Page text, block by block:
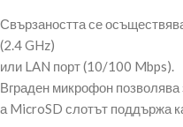
Свързаността се
(2.4 GHz)
или LAN порт (10/100 Mbps).
Вграден микрофон позволява
а MicroSD слотът поддържа